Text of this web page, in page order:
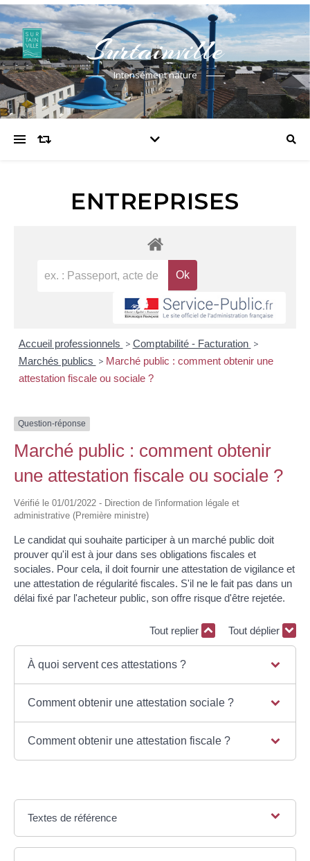
Surtainville
Intensément nature
ENTREPRISES
Accueil professionnels > Comptabilité - Facturation >
Marchés publics > Marché public : comment obtenir une
attestation fiscale ou sociale ?
Question-réponse
Marché public : comment obtenir
une attestation fiscale ou sociale ?
Vérifié le 01/01/2022 - Direction de l'information légale et
administrative (Première ministre)
Le candidat qui souhaite participer à un marché public doit
prouver qu'il est à jour dans ses obligations fiscales et
sociales. Pour cela, il doit fournir une attestation de vigilance et
une attestation de régularité fiscales. S'il ne le fait pas dans un
délai fixé par l'acheteur public, son offre risque d'être rejetée.
Tout replier Tout déplier
À quoi servent ces attestations ?
Comment obtenir une attestation sociale ?
Comment obtenir une attestation fiscale ?
Textes de référence